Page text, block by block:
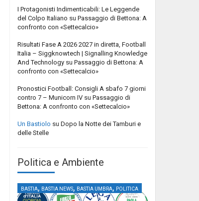
I Protagonisti Indimenticabili: Le Leggende
del Colpo Italiano su Passaggio di Bettona: A
confronto con «Settecalcio»
Risultati Fase A 2026 2027 in diretta, Football
Italia – Siggknowtech | Signalling Knowledge
And Technology su Passaggio di Bettona: A
confronto con «Settecalcio»
Pronostici Football: Consigli A sbafo 7 giorni
contro 7 – Municorn IV su Passaggio di
Bettona: A confronto con «Settecalcio»
Un Bastiolo su Dopo la Notte dei Tamburi e
delle Stelle
Politica e Ambiente
BASTIA, BASTIA NEWS, BASTIA UMBRA, POLITICA